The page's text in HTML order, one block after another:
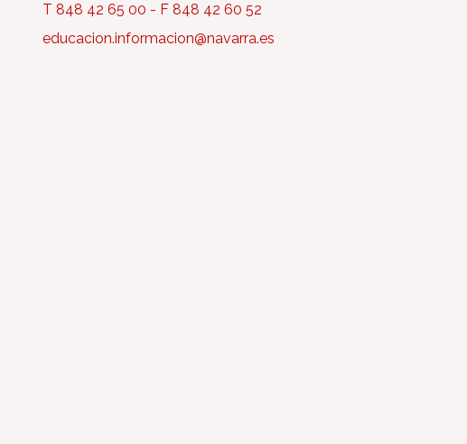
T 848 42 65 00 - F 848 42 60 52
educacion.informacion@navarra.es